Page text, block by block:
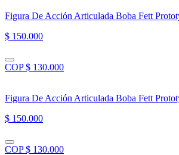
Figura De Acción Articulada Boba Fett
$ 150.000
COP $ 130.000
Figura De Acción Articulada Boba Fett
$ 150.000
COP $ 130.000